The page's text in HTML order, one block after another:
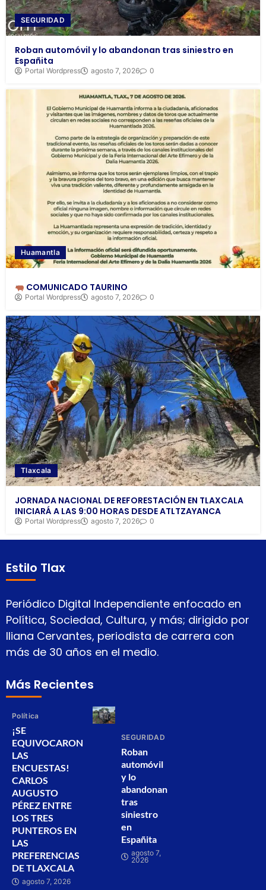
SEGURIDAD
Roban automóvil y lo abandonan tras siniestro en
Españita
Portal Wordpress agosto 7, 2026 0
Huamantla
COMUNICADO TAURINO
Portal Wordpress agosto 7, 2026 0
Tlaxcala
JORNADA NACIONAL DE REFORESTACIÓN EN TLAXCALA
INICIARÁ A LAS 9:00 HORAS DESDE ATLTZAYANCA
Portal Wordpress agosto 7, 2026 0
Estilo Tlax
Periódico Digital Independiente enfocado en
Política, Sociedad, Cultura, y más; dirigido por
Iliana Cervantes, periodista de carrera con
más de 30 años en el medio.
Más Recientes
Política
¡SE
EQUIVOCARON
LAS
ENCUESTAS!
CARLOS
AUGUSTO
PÉREZ ENTRE
LOS TRES
PUNTEROS EN
LAS
PREFERENCIAS
DE TLAXCALA
agosto 7, 2026
SEGURIDAD
Roban
automóvil
y lo
abandonan
tras
siniestro
en
Españita
agosto 7,
2026